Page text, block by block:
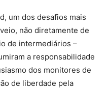
um dos desafios mais
não diretamente de
de intermediários –
a responsabilidade
dos monitores de
de liberdade pela